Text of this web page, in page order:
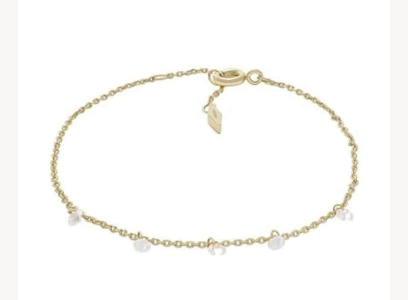
l'outil idéal pour analyser
chaque session via
l'application dédiée, qui
transforme vos efforts en
graphiques clairs. Que
vous soyez athlète ou
amateur, cette montre
intelligente booste votre
motivation pour une
amélioration constante.
[Santé 24/7 : Capteur